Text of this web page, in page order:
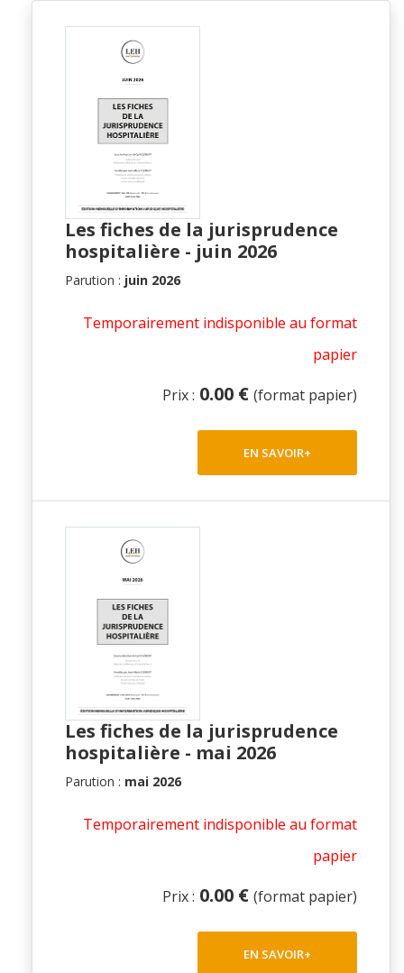
Les fiches de la jurisprudence
hospitalière - juin 2026
Parution : juin 2026
Temporairement indisponible au format
papier
Prix : 0.00 € (format papier)
EN SAVOIR+
Les fiches de la jurisprudence
hospitalière - mai 2026
Parution : mai 2026
Temporairement indisponible au format
papier
Prix : 0.00 € (format papier)
EN SAVOIR+